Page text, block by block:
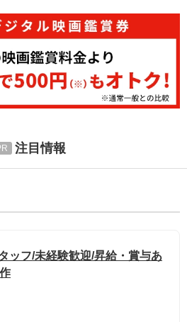
注目情報
ッフ/未経験歓迎/昇給・賞与あ